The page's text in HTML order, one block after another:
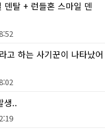
덴탈 + 런들혼 스마일 덴
고 하는 사기꾼이 나타났어
생..